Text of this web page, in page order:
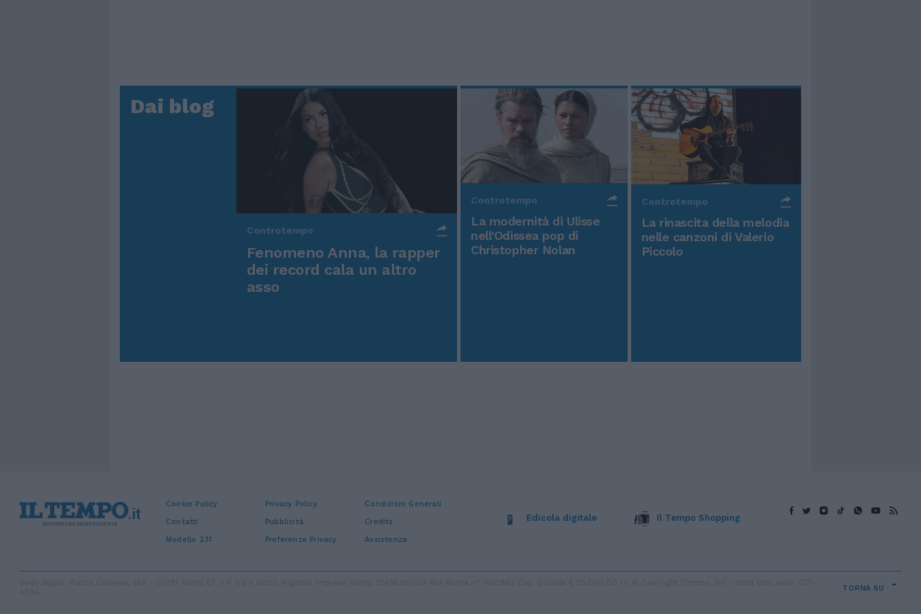
Dai blog
Controtempo
Fenomeno Anna, la rapper
dei record cala un altro
asso
Controtempo
La modernità di Ulisse
nell'Odissea pop di
Christopher Nolan
Controtempo
La rinascita della melodia
nelle canzoni di Valerio
Piccolo
Cookie Policy Privacy Policy
Condizioni Generali
Contatti
Pubblicità
Credits
Modello 231
Preferenze Privacy Assistenza
Edicola digitale Il Tempo Shopping
TORNA SU